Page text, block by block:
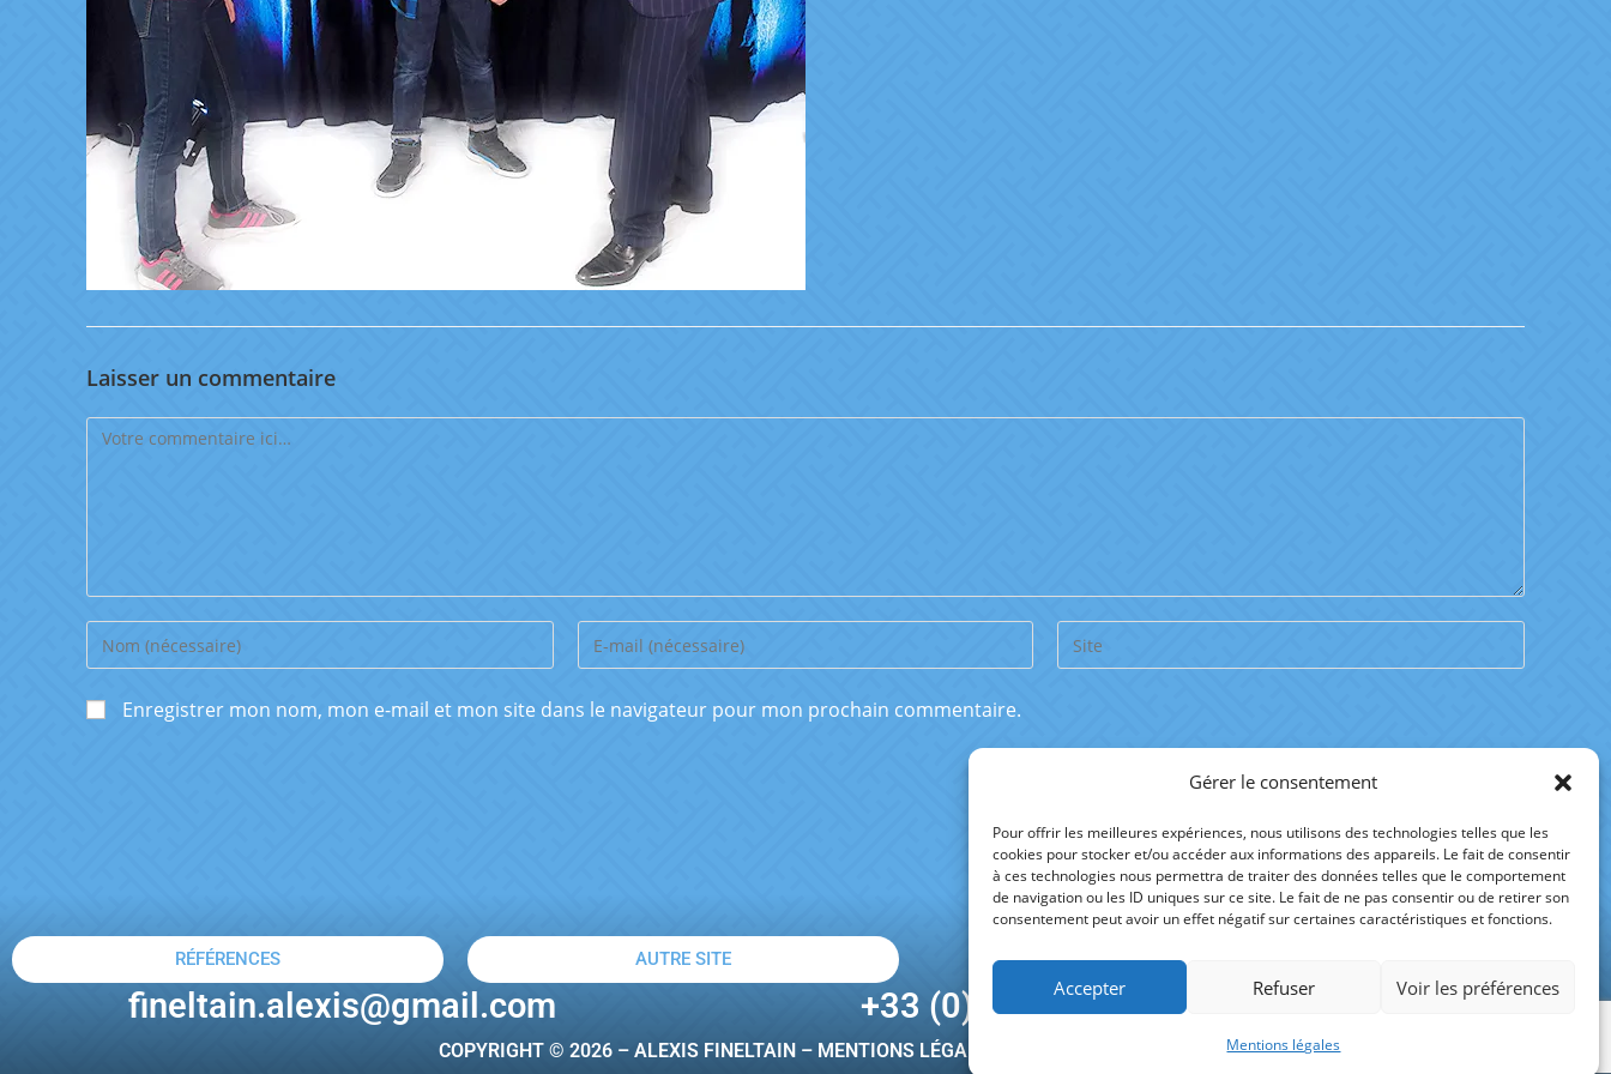
Gérer le consentement
Pour offrir les meilleures expériences, nous utilisons des technologies telles que les
cookies pour stocker et/ou accéder aux informations des appareils. Le fait de consentir
à ces technologies nous permettra de traiter des données telles que le comportement
de navigation ou les ID uniques sur ce site. Le fait de ne pas consentir ou de retirer son
consentement peut avoir un effet négatif sur certaines caractéristiques et fonctions.
Accepter Refuser Voir les préférences
Mentions légales
Laisser un commentaire
Enregistrer mon nom, mon e-mail et mon site dans le navigateur pour mon prochain commentaire.
RÉFÉRENCES AUTRE SITE
fineltain.alexis@gmail.com +33 (0)6 07 31 59 25
COPYRIGHT © 2026 – ALEXIS FINELTAIN – MENTIONS LÉGALES